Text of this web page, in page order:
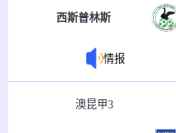
西斯普林斯
情报
澳昆甲3